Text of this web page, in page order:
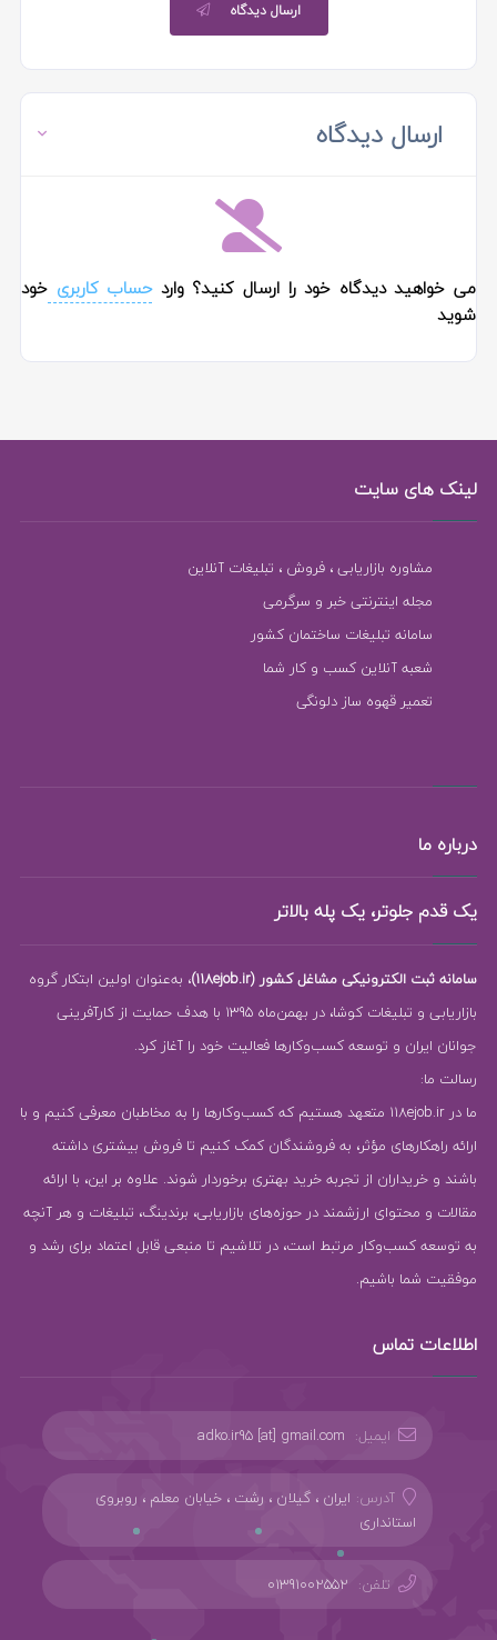
ارسال دیدگاه
ارسال دیدگاه
می خواهید دیدگاه خود را ارسال کنید؟ واردحساب کاربریخود
شوید
لینک های سایت
مشاوره بازاریابی ، فروش ، تبلیغات آنلاین
مجله اینترنتی خبر و سرگرمی
سامانه تبلیغات ساختمان کشور
شعبه آنلاین کسب و کار شما
تعمیر قهوه ساز دلونگی
درباره ما
یک قدم جلوتر، یک پله بالاتر
سامانه ثبت الکترونیکی مشاغل کشور (118ejob.ir)
، به‌عنوان اولین ابتکار گروه
بازاریابی و تبلیغات کوشا، در بهمن‌ماه 1395 با هدف حمایت از کارآفرینی
جوانان ایران و توسعه کسب‌وکارها فعالیت خود را آغاز کرد.
رسالت ما:
ما در 118ejob.ir متعهد هستیم که کسب‌وکارها را به مخاطبان معرفی کنیم و با
ارائه راهکارهای مؤثر، به فروشندگان کمک کنیم تا فروش بیشتری داشته
باشند و خریداران از تجربه خرید بهتری برخوردار شوند. علاوه بر این، با ارائه
مقالات و محتوای ارزشمند در حوزه‌های بازاریابی، برندینگ، تبلیغات و هر آنچه
به توسعه کسب‌وکار مرتبط است، در تلاشیم تا منبعی قابل اعتماد برای رشد و
موفقیت شما باشیم.
اطلاعات تماس
ایمیل: adko.ir95 [at] gmail.com
آدرس: ایران ، گیلان ، رشت ، خیابان معلم ، روبروی
استانداری
تلفن: 01391002552